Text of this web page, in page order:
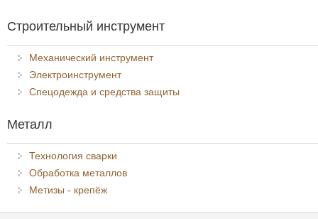
Строительный инструмент
Механический инструмент
Электроинструмент
Спецодежда и средства защиты
Металл
Технология сварки
Обработка металлов
Метизы - крепёж